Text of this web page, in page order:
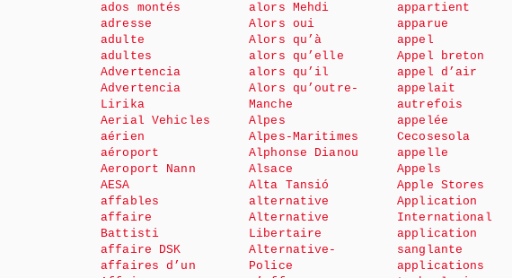
ados montés
adresse
adulte
adultes
Advertencia
Advertencia
Lirika
Aerial Vehicles
aérien
aéroport
Aeroport Nann
AESA
affables
affaire
Battisti
affaire DSK
affaires d’un
alors Mehdi
Alors oui
Alors qu’à
alors qu’elle
alors qu’il
Alors qu’outre-
Manche
Alpes
Alpes-Maritimes
Alphonse Dianou
Alsace
Alta Tansió
alternative
Alternative
Libertaire
Alternative-
Police
appartient
apparue
appel
Appel breton
appel d’air
appelait
autrefois
appelée
Cecosesola
appelle
Appels
Apple Stores
Application
International
application
sanglante
applications